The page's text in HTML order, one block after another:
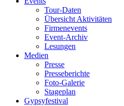
Tour-Daten
Übersicht Aktivitäten
Firmenevents
Event-Archiv
Lesungen
Medien
Presse
Presseberichte
Foto-Galerie
Stageplan
Gypsyfestival